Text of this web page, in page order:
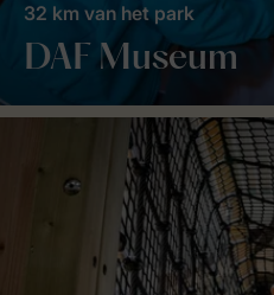
DAF Museum
32 km van het park